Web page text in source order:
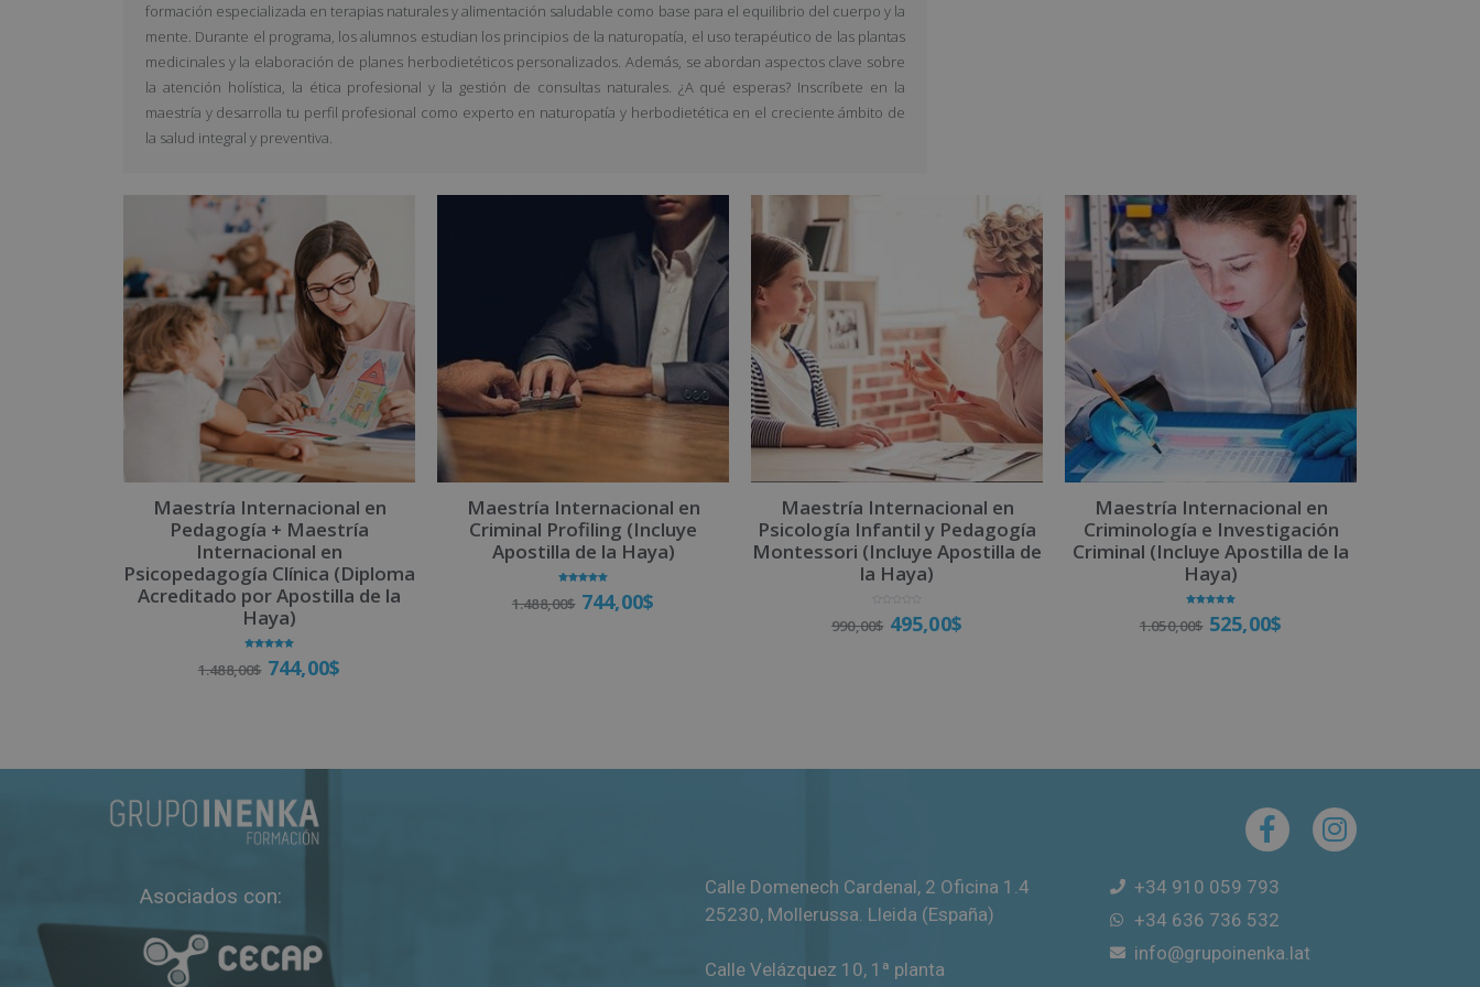
formación especializada en terapias naturales y alimentación saludable como base para el equilibrio del cuerpo y la
mente. Durante el programa, los alumnos estudian los principios de la naturopatía, el uso terapéutico de las plantas
medicinales y la elaboración de planes herbodietéticos personalizados. Además, se abordan aspectos clave sobre
la atención holística, la ética profesional y la gestión de consultas naturales. ¿A qué esperas? Inscríbete en la
maestría y desarrolla tu perfil profesional como experto en naturopatía y herbodietética en el creciente ámbito de
la salud integral y preventiva.
Maestría Internacional en
Pedagogía + Maestría
Internacional en
Psicopedagogía Clínica (Diploma
Acreditado por Apostilla de la
Haya)
con
5.00
1.488,00$ 744,00$
Maestría Internacional en
Criminal Profiling (Incluye
Apostilla de la Haya)
con
5.00
1.488,00$ 744,00$
Maestría Internacional en
Psicología Infantil y Pedagogía
Montessori (Incluye Apostilla de
la Haya)
a
l
990,00$ 495,00$
Maestría Internacional en
Criminología e Investigación
Criminal (Incluye Apostilla de la
Haya)
con
5.00
1.050,00$ 525,00$
Asociados con:
Calle Domenech Cardenal, 2 Oficina 1.4
25230, Mollerussa Lleida (España)
Calle Velázquez 10, 1ª planta
+34 910 059 793
+34 636 736 532
info@grupoinenka.lat